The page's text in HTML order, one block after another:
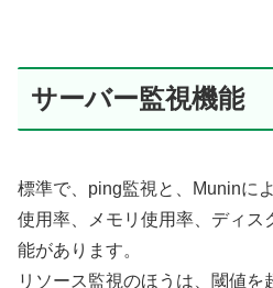
サーバー監視機能
標準で、ping監視と、Muninに
使用率、メモリ使用率、ディス
能があります。
リソース監視のほうは、閾値を